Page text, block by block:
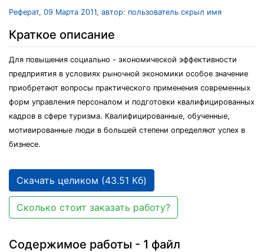
Реферат, 09 Марта 2011, автор: пользователь скрыл имя
Краткое описание
Для повышения социально - экономической эффективности
предприятия в условиях рыночной экономики особое значение
приобретают вопросы практического применения современных
форм управления персоналом и подготовки квалифицированных
кадров в сфере туризма. Квалифицированные, обученные,
мотивированные люди в большей степени определяют успех в
бизнесе.
Скачать целиком (43.51 Кб)
Сколько стоит заказать работу?
Содержимое работы - 1 файл